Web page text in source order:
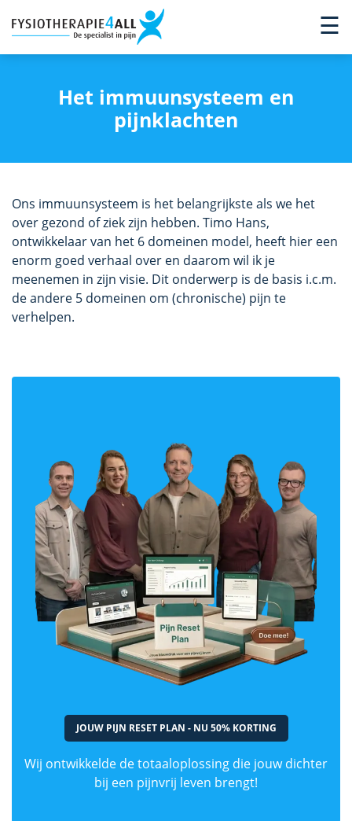
☰
×
Het immuunsysteem en
pijnklachten
Ons immuunsysteem is het belangrijkste als we het
over gezond of ziek zijn hebben. Timo Hans,
ontwikkelaar van het 6 domeinen model, heeft hier een
enorm goed verhaal over en daarom wil ik je
meenemen in zijn visie. Dit onderwerp is de basis i.c.m.
de andere 5 domeinen om (chronische) pijn te
verhelpen.
JOUW PIJN RESET PLAN - NU 50% KORTING
Wij ontwikkelde de totaaloplossing die jouw dichter
bij een pijnvrij leven brengt!